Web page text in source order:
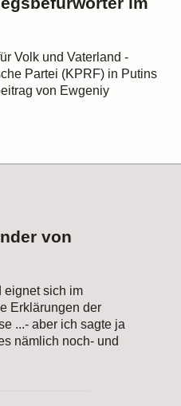
Volk und Vaterland -
Partei (KPRF) in Putins
von Ewgeniy
von
eignet sich im
Erklärungen der
...- aber ich sagte ja
nämlich noch- und